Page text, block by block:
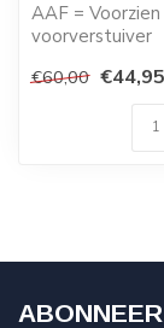
AAF = Voorzien
voorverstuiver
EM = een eigen
SPUITTIP;
€60,00 €44,95